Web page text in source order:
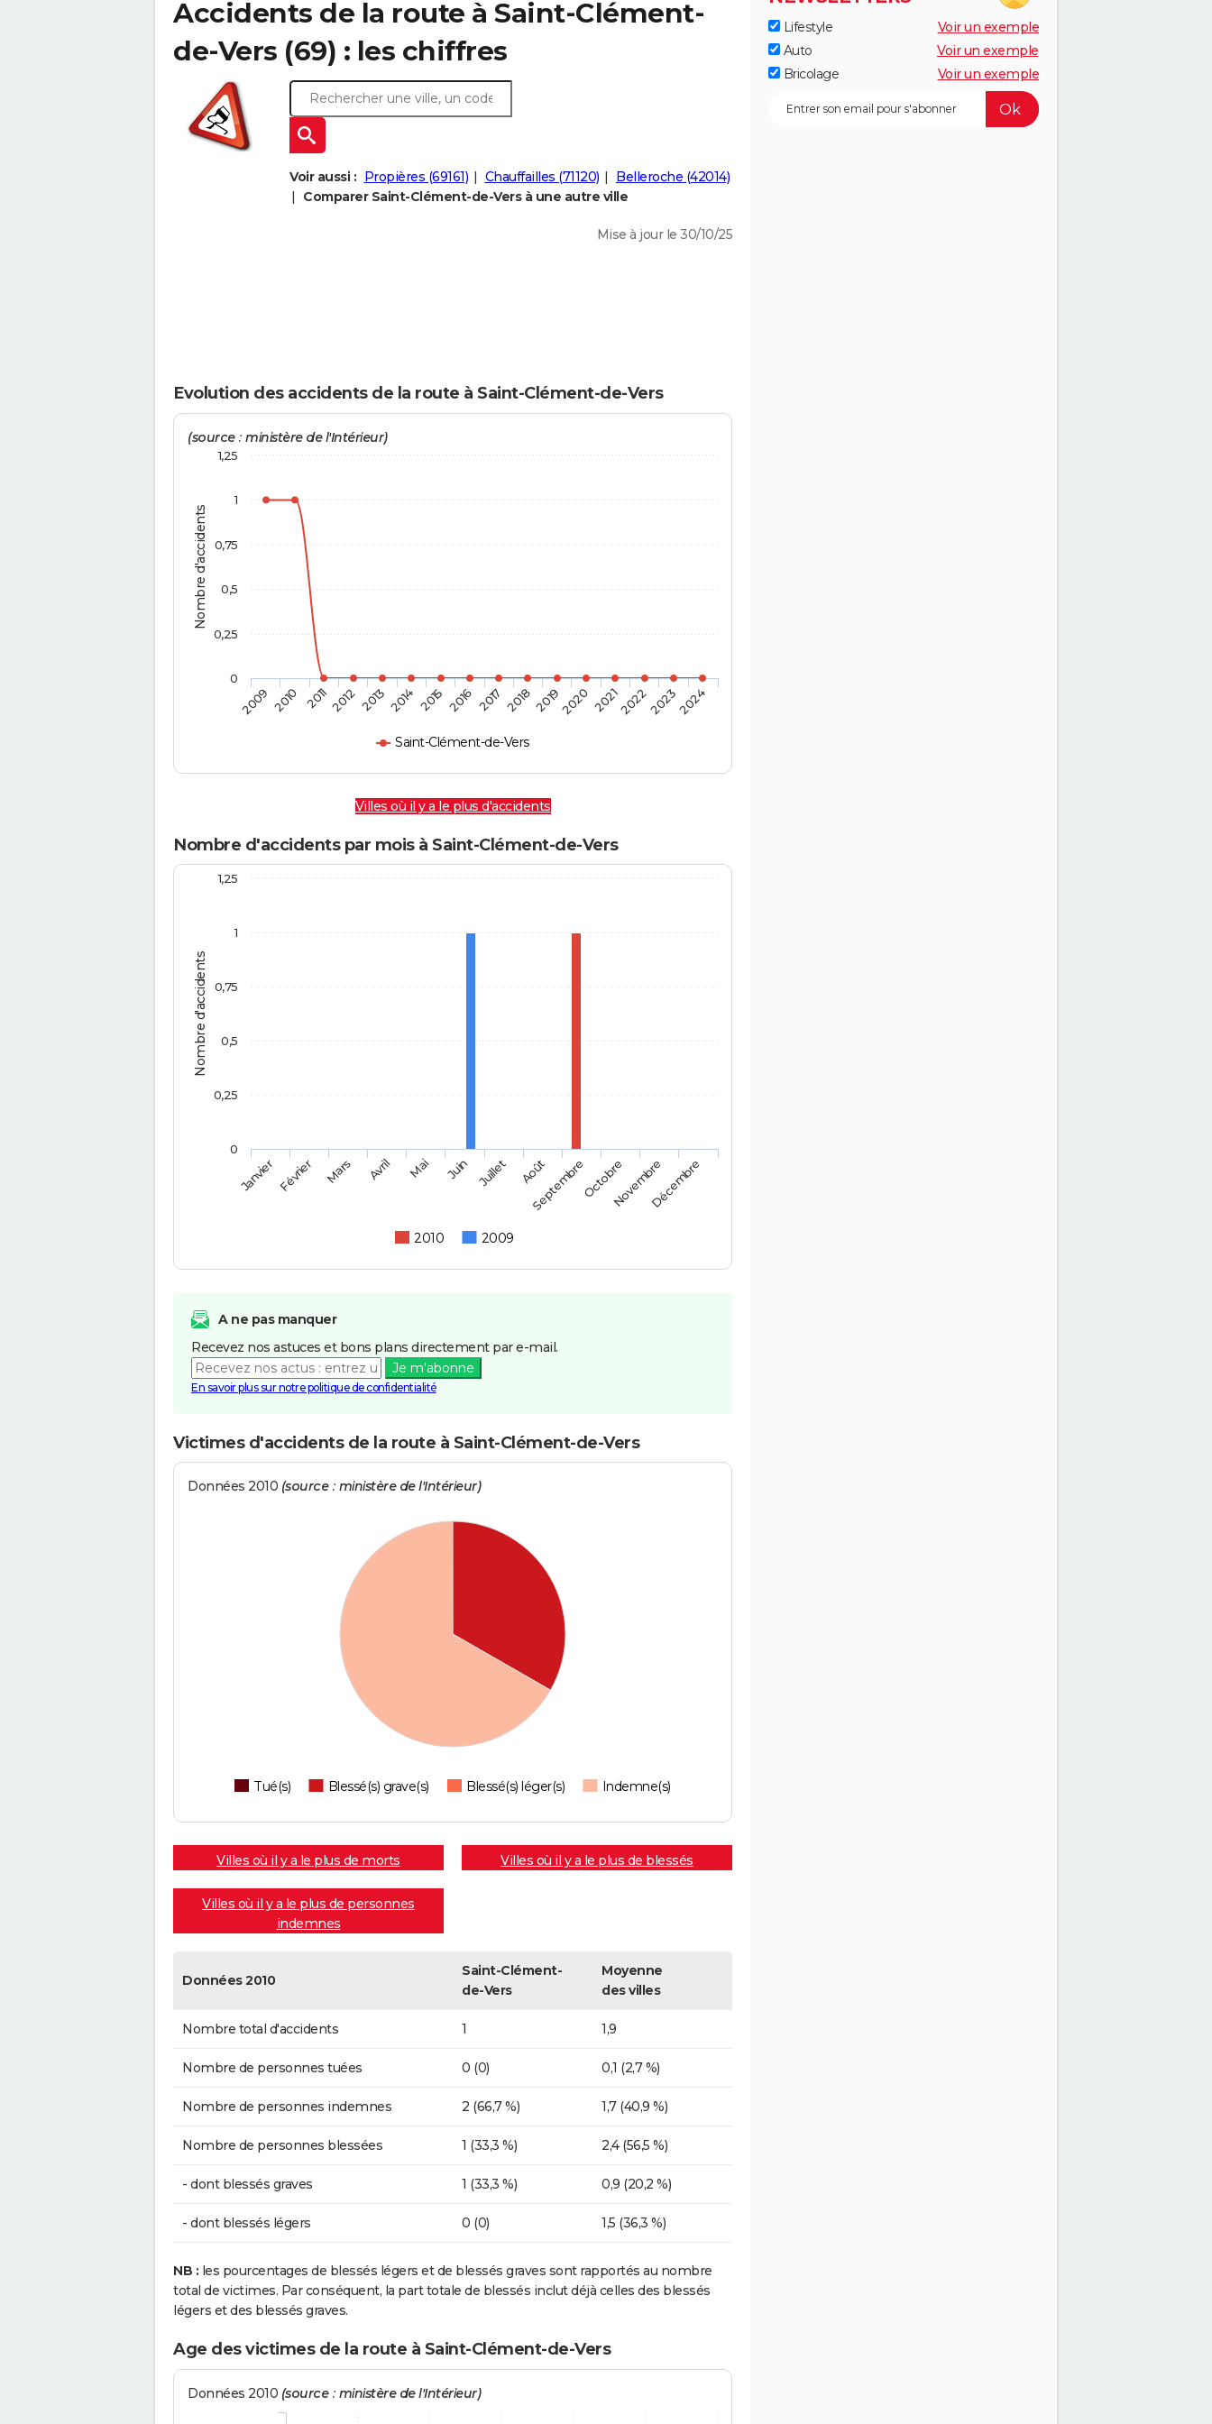
Accidents de la route à Saint-Clément-
de-Vers (69) : les chiffres
Voir aussi : Propières (69161) Chauffailles (71120)
Belleroche (42014)
Comparer Saint-Clément-de-Vers à une autre ville
Mise à jour le 30/10/25
Evolution des accidents de la route à Saint-Clément-de-Vers
Nombre d'accidents
(source : ministère de l'Intérieur)
Saint-Clément-de-Vers
2009 2010 20112012 2013 2014 2015 2016 2017 201820192020 2021202220232024
0
0,25
0,5
0,75
1
1,25
Villes où il y a le plus d'accidents
Nombre d'accidents par mois à Saint-Clément-de-Vers
Nombre d'accidents
2010 2009
JanvierFévrier Mars Avril Mai Juin Juillet Août
SeptembreOctobreNovembreDécembre
0
1
0,25
0,5
0,75
1,25
A ne pas manquer
Recevez nos astuces et bons plans directement par e-mail.
Je m'abonne
En savoir plus sur notre politique de confidentialité
Victimes d'accidents de la route à Saint-Clément-de-Vers
Données 2010 (source : ministère de l'Intérieur)
Tué(s) Blessé(s) grave(s) Blessé(s) léger(s) Indemne(s)
Villes où il y a le plus de morts Villes où il y a le plus de blessés
Villes où il y a le plus de personnes
indemnes
Données 2010
Saint-Clément-
de-Vers
Moyenne
des villes
Nombre total d'accidents 1 1,9
Nombre de personnes tuées 0 (0) 0,1 (2,7 %)
Nombre de personnes indemnes 2 (66,7 %) 1,7 (40,9 %)
Nombre de personnes blessées 1 (33,3 %) 2,4 (56,5 %)
- dont blessés graves 1 (33,3 %) 0,9 (20,2 %)
- dont blessés légers 0 (0) 1,5 (36,3 %)
NB : les pourcentages de blessés légers et de blessés graves sont rapportés au nombre
total de victimes. Par conséquent, la part totale de blessés inclut déjà celles des blessés
légers et des blessés graves.
Age des victimes de la route à Saint-Clément-de-Vers
Données 2010 (source : ministère de l'Intérieur)
Lifestyle
Voir un exemple
Auto
Voir un exemple
Bricolage
Voir un exemple